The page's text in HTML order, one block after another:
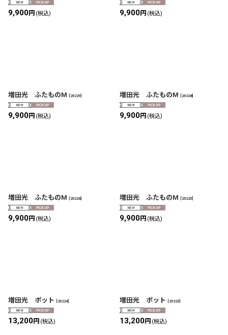
9,900円 (税込) 9,900円 (税込)
増田光 ふたものM 25229
9,900円 (税込)
増田光 ふたものM 25228]
9,900円 (税込)
増田光 ふたものM 25226]
9,900円 (税込)
増田光 ふたものM 25225
9,900円 (税込)
増田光 ポット 25224]
13,200円 (税込)
増田光 ポット 25223
13,200円 (税込)